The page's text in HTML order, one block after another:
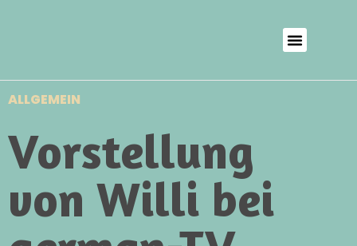
ALLGEMEIN
Vorstellung
von Willi bei